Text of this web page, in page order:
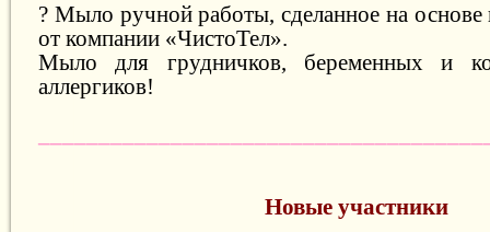
? Мыло ручной работы, сделанное на основе
от компании «ЧистоТел».
Мыло для грудничков, беременных и
аллергиков!
Новые участники